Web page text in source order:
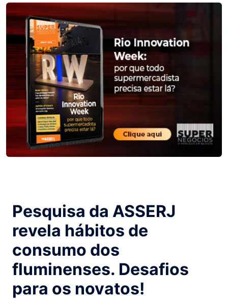
Pesquisa da ASSERJ
revela hábitos de
consumo dos
fluminenses. Desafios
para os novatos!